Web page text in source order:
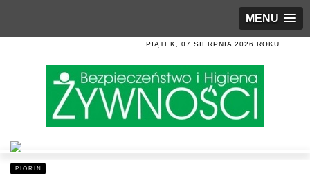
MENU
PIĄTEK, 07 SIERPNIA 2026 ROKU.
PIORIN